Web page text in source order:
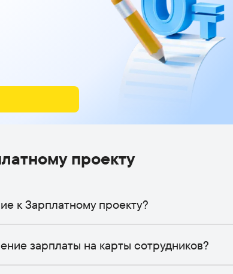
проекту
к Зарплатному проекту?
зарплаты на карты сотрудников?